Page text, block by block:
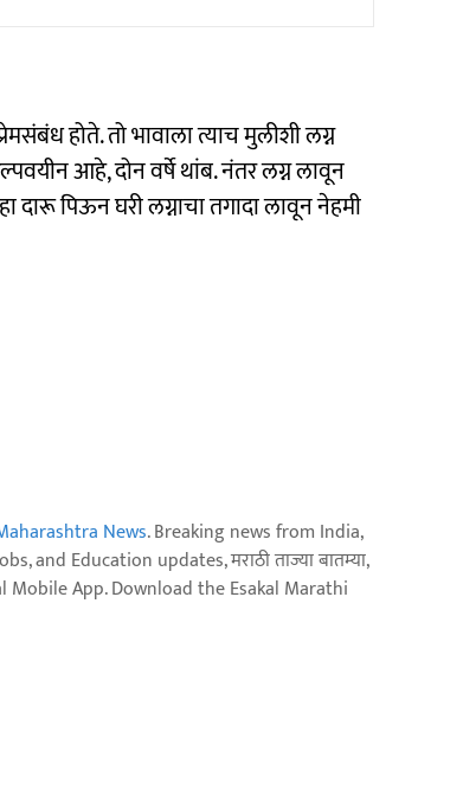
होते. तो भावाला त्याच मुलीशी लग्न
आहे, दोन वर्षे थांब. नंतर लग्न लावून
पिऊन घरी लग्नाचा तगादा लावून नेहमी
News. Breaking news from India,
and Education updates, मराठी ताज्या बातम्या,
Mobile App. Download the Esakal Marathi